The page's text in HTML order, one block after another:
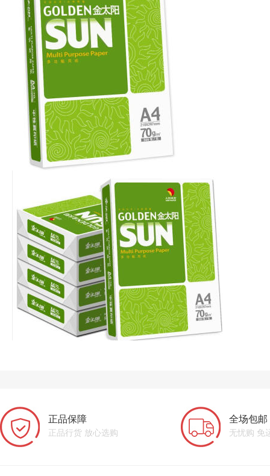
正品保障
正品行货 放心选购
全场包邮
无忧购 免